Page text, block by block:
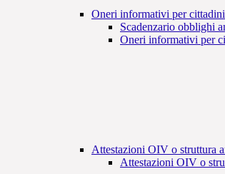
Oneri informativi per
Scadenzario obblighi
Oneri informativi per
Attestazioni OIV o struttura
Attestazioni OIV o